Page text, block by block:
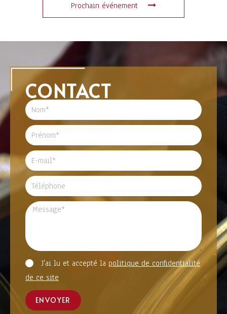
Prochain événement
CONTACT
J'ai lu et accepté la politique de confidentialité
de ce site
ENVOYER